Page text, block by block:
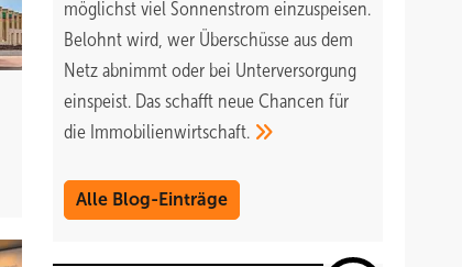
möglichst viel Sonnenstrom einzuspeisen.
Belohnt wird, wer Überschüsse aus dem
Netz abnimmt oder bei Unterversorgung
einspeist. Das schafft neue Chancen für
die Immobilienwirtschaft.
Alle Blog-Einträge